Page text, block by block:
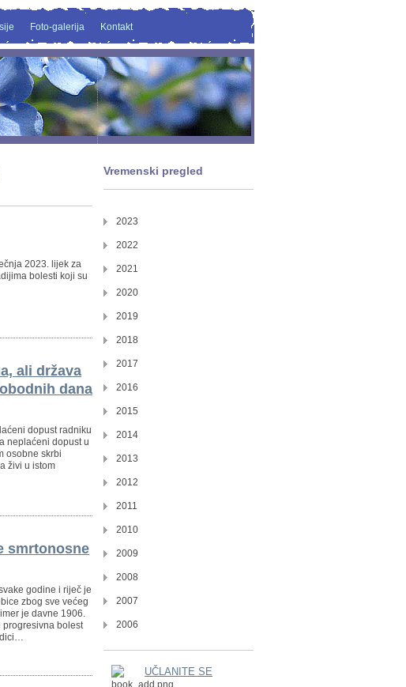
Foto-galerija Kontakt
2023. lijek za
bolesti koji su
ali država
dana
dopust radniku
neplaćeni dopust u
osobne skrbi
živi u istom
smrtonosne
godine i riječ je
zbog sve većeg
je davne 1906.
progresivna bolest
Vremenski pregled
2023
2022
2021
2020
2019
2018
2017
2016
2015
2014
2013
2012
2011
2010
2009
2008
2007
2006
UČLANITE SE